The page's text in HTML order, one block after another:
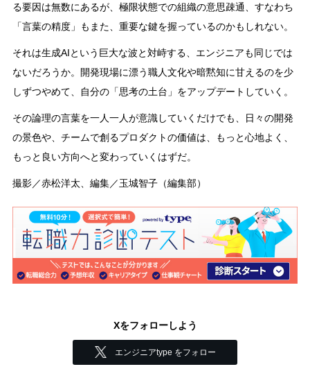
る要因は無数にあるが、極限状態での組織の意思疎通、すなわち
「言葉の精度」もまた、重要な鍵を握っているのかもしれない。
それは生成AIという巨大な波と対峙する、エンジニアも同じでは
ないだろうか。開発現場に漂う職人文化や暗黙知に甘えるのを少
しずつやめて、自分の「思考の土台」をアップデートしていく。
その論理の言葉を一人一人が意識していくだけでも、日々の開発
の景色や、チームで創るプロダクトの価値は、もっと心地よく、
もっと良い方向へと変わっていくはずだ。
撮影／赤松洋太、編集／玉城智子（編集部）
Xをフォローしよう
エンジニアtype をフォロー